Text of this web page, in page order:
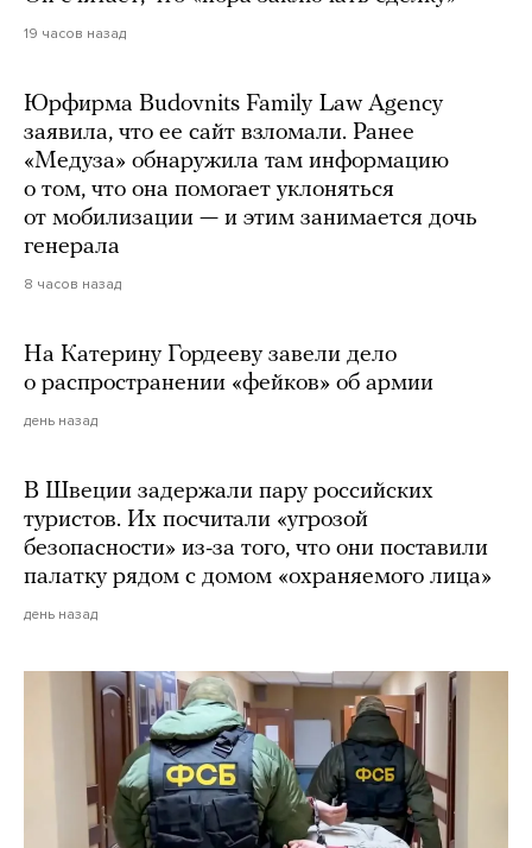
19 часов назад
Юрфирма Budovnits Family Law Agency
заявила, что ее сайт взломали. Ранее
«Медуза» обнаружила там информацию
о том, что она помогает уклоняться
от мобилизации — и этим занимается дочь
генерала
8 часов назад
На Катерину Гордееву завели дело
о распространении «фейков» об армии
день назад
В Швеции задержали пару российских
туристов. Их посчитали «угрозой
безопасности» из-за того, что они поставили
палатку рядом с домом «охраняемого лица»
день назад